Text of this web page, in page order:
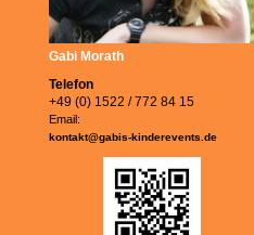
Gabi Morath
Telefon
+49 (0) 1522 / 772 84 15
Email:
kontakt@gabis-kinderevents.de